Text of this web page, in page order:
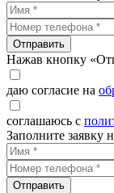
Отправить
Нажав кнопку
даю согласие на
соглашаюсь с
Заполните заявку
Отправить